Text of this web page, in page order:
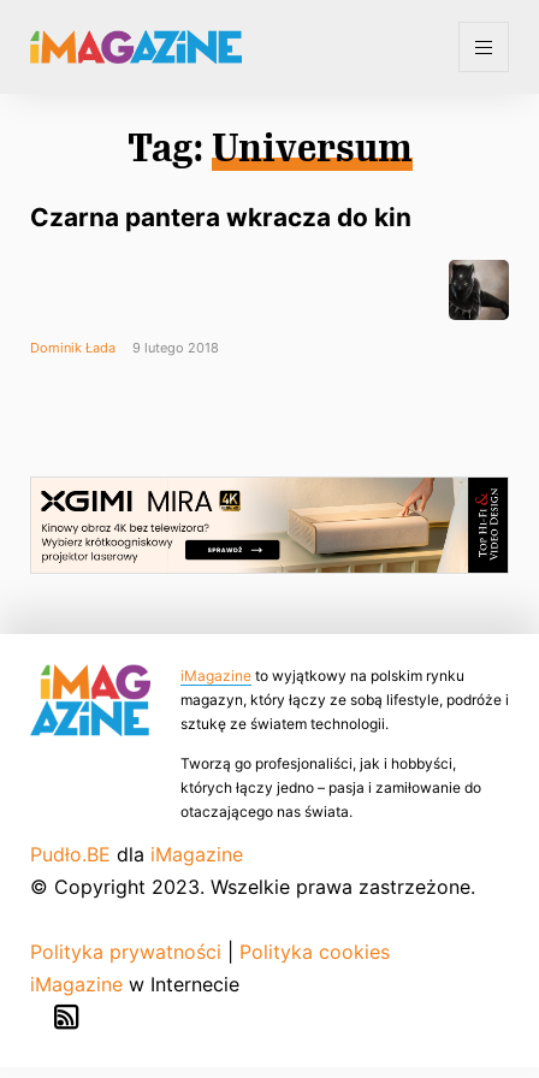
Tag: Universum
Czarna pantera wkracza do kin
Dominik Łada 9 lutego 2018
iMagazine to wyjątkowy na polskim rynku
magazyn, który łączy ze sobą lifestyle, podróże i
sztukę ze światem technologii.
Tworzą go profesjonaliści, jak i hobbyści,
których łączy jedno – pasja i zamiłowanie do
otaczającego nas świata.
Pudło.BE dla iMagazine
© Copyright 2023. Wszelkie prawa zastrzeżone.
Polityka prywatności
Polityka cookies
iMagazine w Internecie